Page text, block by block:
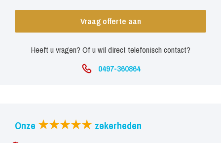
Vraag offerte aan
Heeft u vragen? Of u wil direct telefonisch contact?
0497-360864
Onze zekerheden